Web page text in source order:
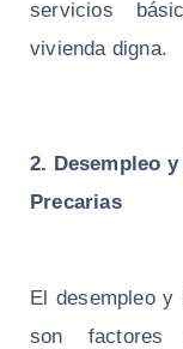
servicios
vivienda digna.
2. Desempleo
Precarias
El desempleo y
son